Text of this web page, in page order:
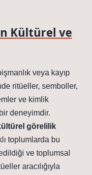
Kültürel ve
veya kayıp
ritüeller, semboller,
ve kimlik
deneyimdir.
görelilik
toplumlarda bu
ve toplumsal
aracılığıyla